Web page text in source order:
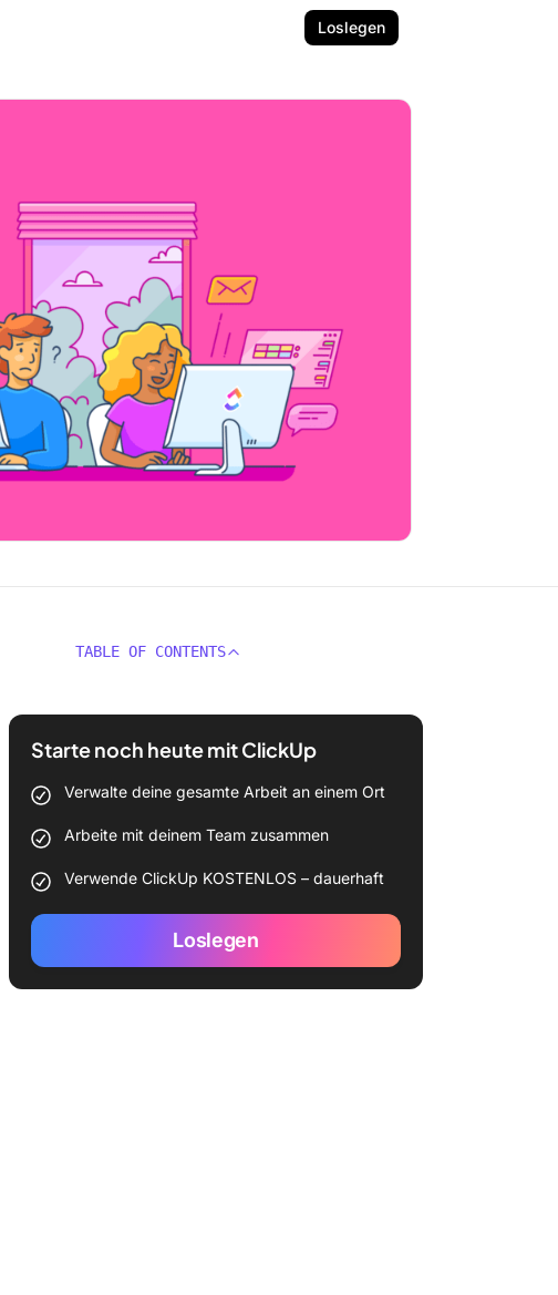
Loslegen
TABLE OF CONTENTS
Starte noch heute mit ClickUp
Verwalte deine gesamte Arbeit an einem Ort
Arbeite mit deinem Team zusammen
Verwende ClickUp KOSTENLOS – dauerhaft
Loslegen